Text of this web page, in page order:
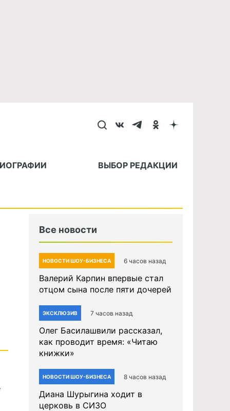
ВЫБОР РЕДАКЦИИ
Все новости
НОВОСТИ ШОУ-БИЗНЕСА 6 часов назад
Валерий Карпин впервые стал
отцом сына после пяти дочерей
ЭКСКЛЮЗИВ 7 часов назад
Олег Басилашвили рассказал,
как проводит время: «Читаю
книжки»
НОВОСТИ ШОУ-БИЗНЕСА 8 часов назад
Диана Шурыгина ходит в
церковь в СИЗО